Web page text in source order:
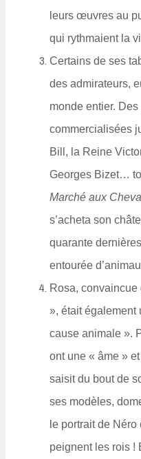
leurs œuvres au
qui rythmaient la
Certains de ses
des admirateurs,
monde entier.
commercialisées
Bill, la Reine
Georges Bizet…
Marché aux
s’acheta son
quarante
entourée
Rosa, convaincue
», était également
cause animale ».
ont une « âme »
saisit du bout de
ses modèles,
le portrait de Néro
peignent les rois !